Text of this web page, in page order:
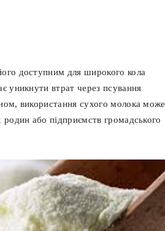
доступним для широкого кола
уникнути втрат через псування
використання сухого молока може
або підприємств громадського